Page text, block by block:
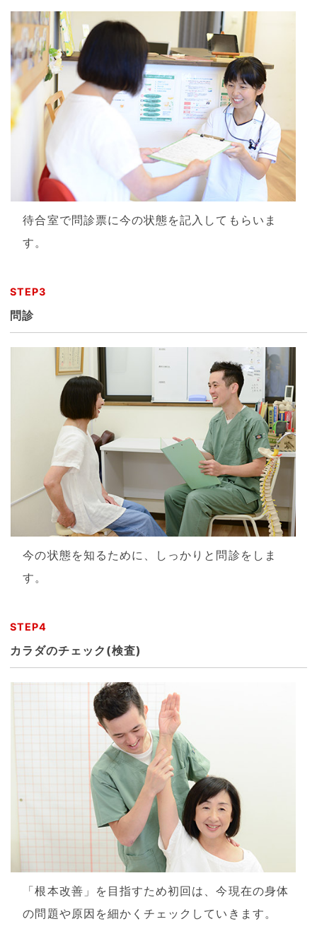
待合室で問診票に今の状態を記入してもらいま
す。
STEP3
問診
今の状態を知るために、しっかりと問診をしま
す。
STEP4
カラダのチェック(検査)
「根本改善」を目指すため初回は、今現在の身体
の問題や原因を細かくチェックしていきます。